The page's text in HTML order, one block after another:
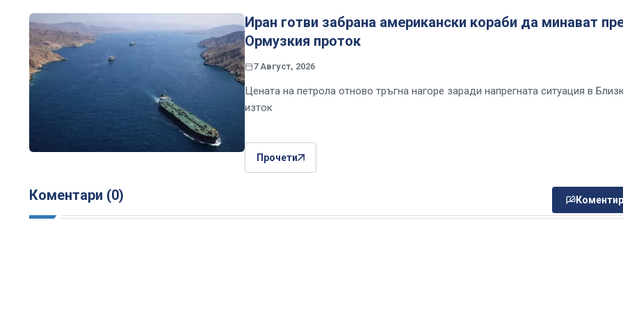
Иран готви забрана американски кораби да минават
Ормузкия проток
7 Август, 2026
Цената на петрола отново тръгна нагоре заради напрегната ситуация в
изток
Прочети
Коментари (0)